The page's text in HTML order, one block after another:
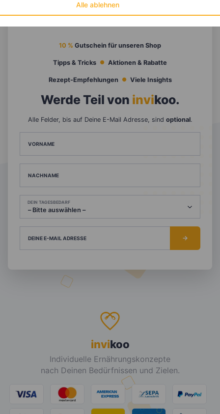
Alle ablehnen
10 % Gutschein für unseren Shop
Tipps & Tricks Aktionen & Rabatte
Rezept-Empfehlungen Viele Insights
Werde Teil von invikoo.
Alle Felder, bis auf Deine E-Mail Adresse, sind optional.
VORNAME
NACHNAME
DEIN TAGESBEDARF
DEINE E-MAIL ADRESSE
invikoo
Individuelle Ernährungskonzepte
nach Deinen Bedürfnissen und Zielen.